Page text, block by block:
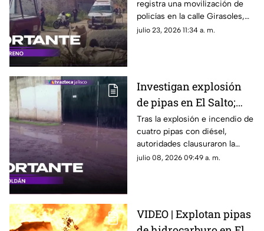
agresión a tiros
registra una movilización de
policías en la calle Girasoles,
en la colonia Felipe Ángeles,
julio 23, 2026 11:34 a. m.
Investigan explosión
de pipas en El Salto;
pensión no tenía
permisos
Tras la explosión e incendio de
cuatro pipas con diésel,
autoridades clausuraron la
pensión en la que eran
julio 08, 2026 09:49 a. m.
VIDEO | Explotan pipas